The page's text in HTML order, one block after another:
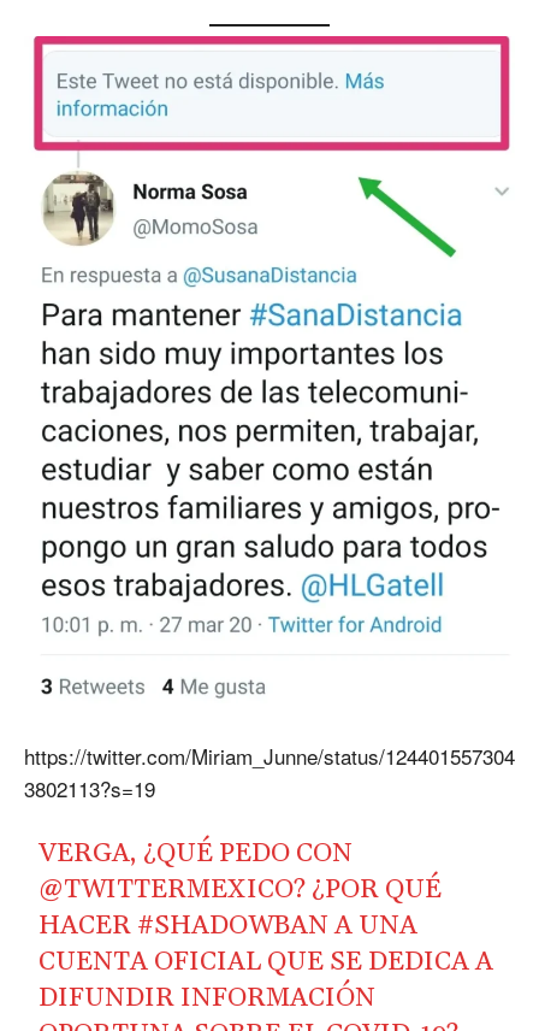
https://twitter.com/Miriam_Junne/status/124401557304
3802113?s=19
VERGA, ¿QUÉ PEDO CON
@TWITTERMEXICO? ¿POR QUÉ
HACER #SHADOWBANA UNA
CUENTA OFICIAL QUE SE DEDICA A
DIFUNDIR INFORMACIÓN